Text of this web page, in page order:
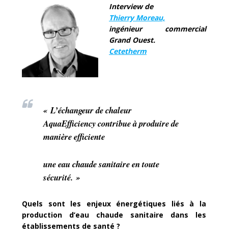
Interview de
Thierry Moreau,
ingénieur commercial
Grand Ouest.
Cetetherm
« L’échangeur de chaleur
AquaEfficiency contribue à produire de
manière efficiente
une eau chaude sanitaire en toute
sécurité. »
Quels sont les enjeux énergétiques liés à la
production d’eau chaude sanitaire dans les
établissements de santé ?